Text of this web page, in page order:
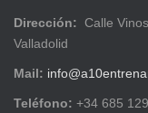
Dirección: Calle
Valladolid
Mail:
Teléfono: +34 685